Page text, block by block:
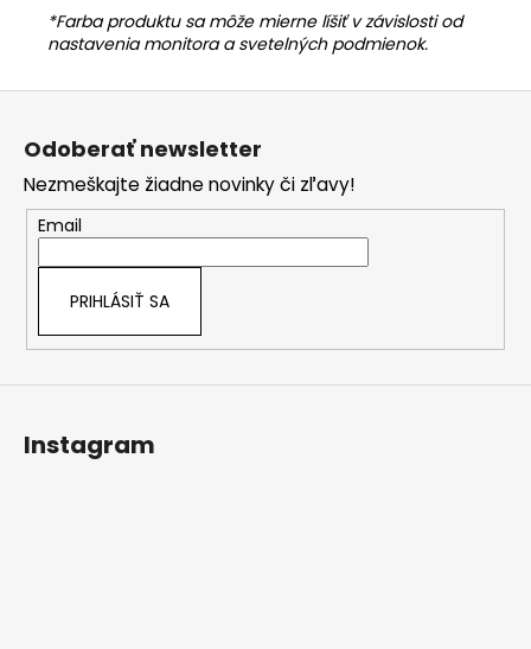
*Farba produktu sa môže mierne líšiť v závislosti od
nastavenia monitora a svetelných podmienok.
Z
Odoberať newsletter
Nezmeškajte žiadne novinky či zľavy!
Email
PRIHLÁSIŤ SA
Instagram